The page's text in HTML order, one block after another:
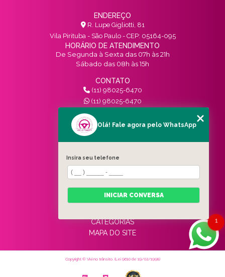
ENDEREÇO
R. Lupe Gigliotti, 81
Vila Pirituba - São Paulo - CEP: 05164-095
HORÁRIO DE ATENDIMENTO
De Segunda à Sexta das 07h às 21h
Sábado das 08h às 15h
CONTATO
(11) 98025-6470
(11) 98025-6470
contato@vivinotransito.com.br
SIGA-NOS!
MENU
HOME
QUEM SOMOS
SERVIÇOS
BLOG
CATEGORIAS
MAPA DO SITE
Copyright © Vivi no trânsito. (Lei 9610 de 19/02/1998)
1
Olá! Fale agora pelo WhatsApp
Insira seu telefone
INICIAR CONVERSA